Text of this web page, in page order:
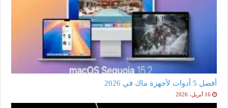
أفضل 5 أدوات لأجهزة ماك في 2026
16 أبريل، 2026